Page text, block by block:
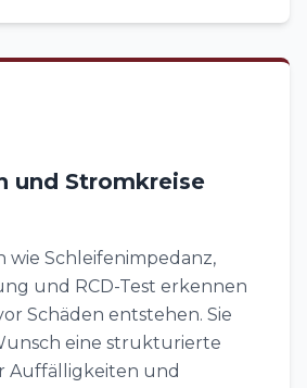
und Stromkreise
wie Schleifenimpedanz,
und RCD-Test erkennen
Schäden entstehen. Sie
eine strukturierte
Auffälligkeiten und